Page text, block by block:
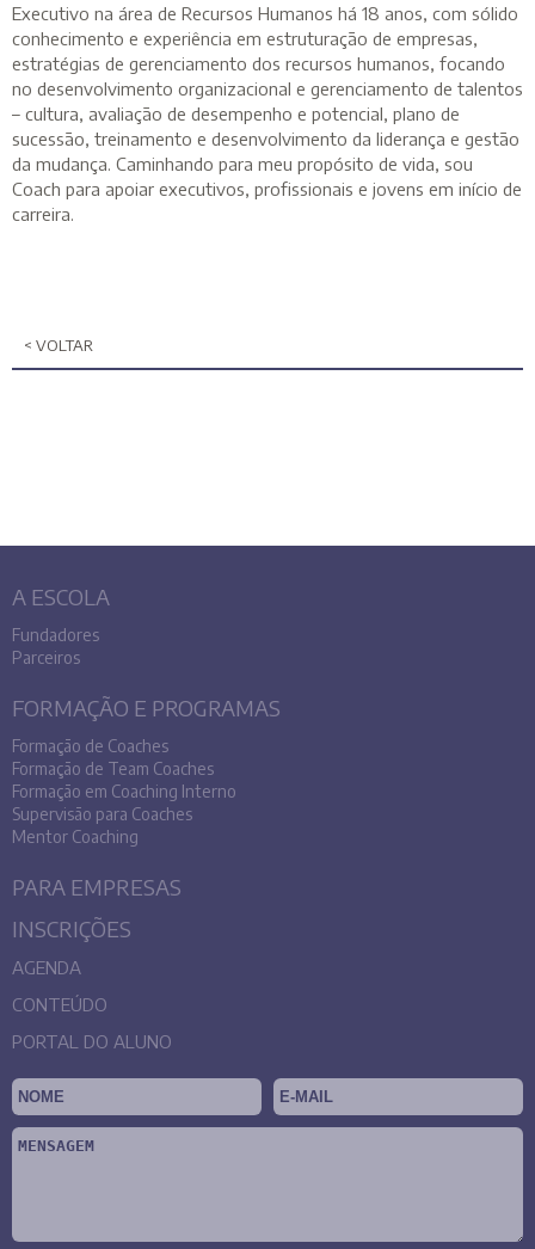
Executivo na área de Recursos Humanos há 18 anos, com sólido
conhecimento e experiência em estruturação de empresas,
estratégias de gerenciamento dos recursos humanos, focando
no desenvolvimento organizacional e gerenciamento de talentos
– cultura, avaliação de desempenho e potencial, plano de
sucessão, treinamento e desenvolvimento da liderança e gestão
da mudança. Caminhando para meu propósito de vida, sou
Coach para apoiar executivos, profissionais e jovens em início de
carreira.
< VOLTAR
A ESCOLA
Fundadores
Parceiros
FORMAÇÃO E PROGRAMAS
Formação de Coaches
Formação de Team Coaches
Formação em Coaching Interno
Supervisão para Coaches
Mentor Coaching
PARA EMPRESAS
INSCRIÇÕES
AGENDA
CONTEÚDO
PORTAL DO ALUNO